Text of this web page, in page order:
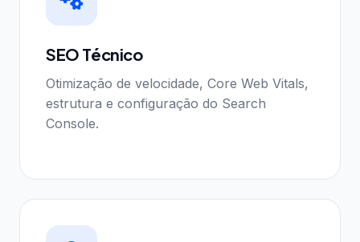
SEO Técnico
Otimização de velocidade, Core Web Vitals,
estrutura e configuração do Search
Console.